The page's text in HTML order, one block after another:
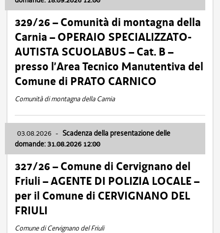
329/26 – Comunità di montagna della
Carnia – OPERAIO SPECIALIZZATO-
AUTISTA SCUOLABUS – Cat. B –
presso l’Area Tecnico Manutentiva del
Comune di PRATO CARNICO
Comunità di montagna della Carnia
03.08.2026 - Scadenza della presentazione delle
domande: 31.08.2026 12:00
327/26 – Comune di Cervignano del
Friuli – AGENTE DI POLIZIA LOCALE –
per il Comune di CERVIGNANO DEL
FRIULI
Comune di Cervignano del Friuli